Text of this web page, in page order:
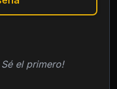
el primero!